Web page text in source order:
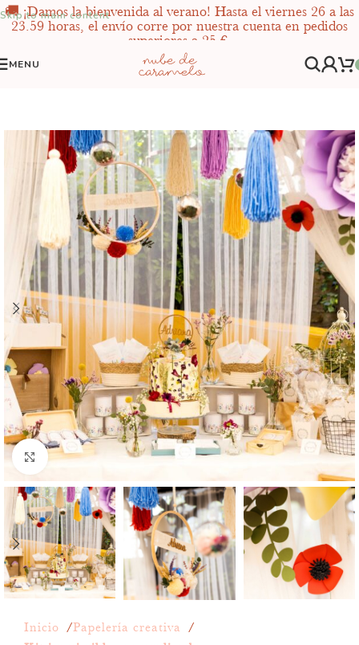
🚚 ¡Damos la bienvenida al verano! Hasta el viernes 26 a las
23.59 horas, el envío corre por nuestra cuenta en pedidos
superiores a 25 €.
Skip to main content
MENU
Click to enlarge
Inicio
Papelería creativa